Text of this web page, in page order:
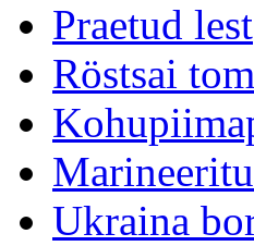
Praetud lest
Röstsai
Ukraina